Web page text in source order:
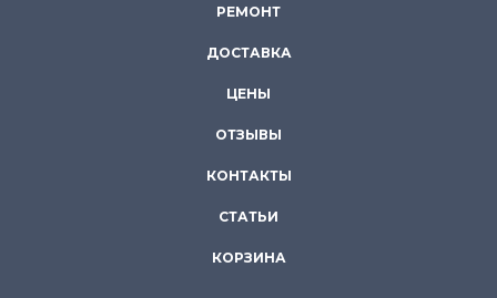
РЕМОНТ
ДОСТАВКА
ЦЕНЫ
ОТЗЫВЫ
КОНТАКТЫ
СТАТЬИ
КОРЗИНА